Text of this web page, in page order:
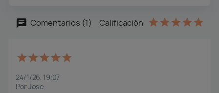
Comentarios (1) Calificación
24/1/26, 19:07
Por Jose